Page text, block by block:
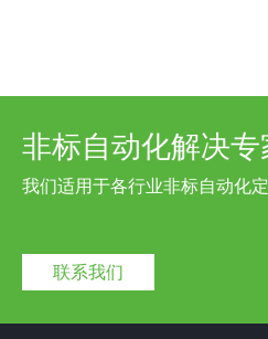
非标自动化解决专
我们适用于各行业非标自动化
联系我们